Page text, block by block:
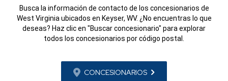
Busca la información de contacto de los concesionarios de
West Virginia ubicados en Keyser, WV. ¿No encuentras lo que
deseas? Haz clic en "Buscar concesionario" para explorar
todos los concesionarios por código postal.
CONCESIONARIOS